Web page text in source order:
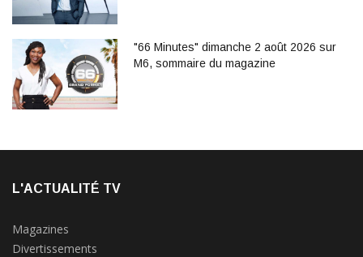
"66 Minutes" dimanche 2 août 2026 sur
M6, sommaire du magazine
L'ACTUALITÉ TV
Magazines
Divertissements